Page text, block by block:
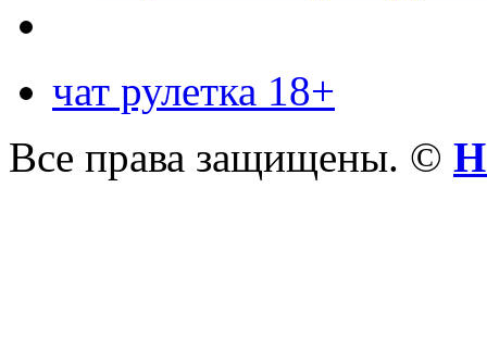
чат рулетка 18+
Все права защищены. ©